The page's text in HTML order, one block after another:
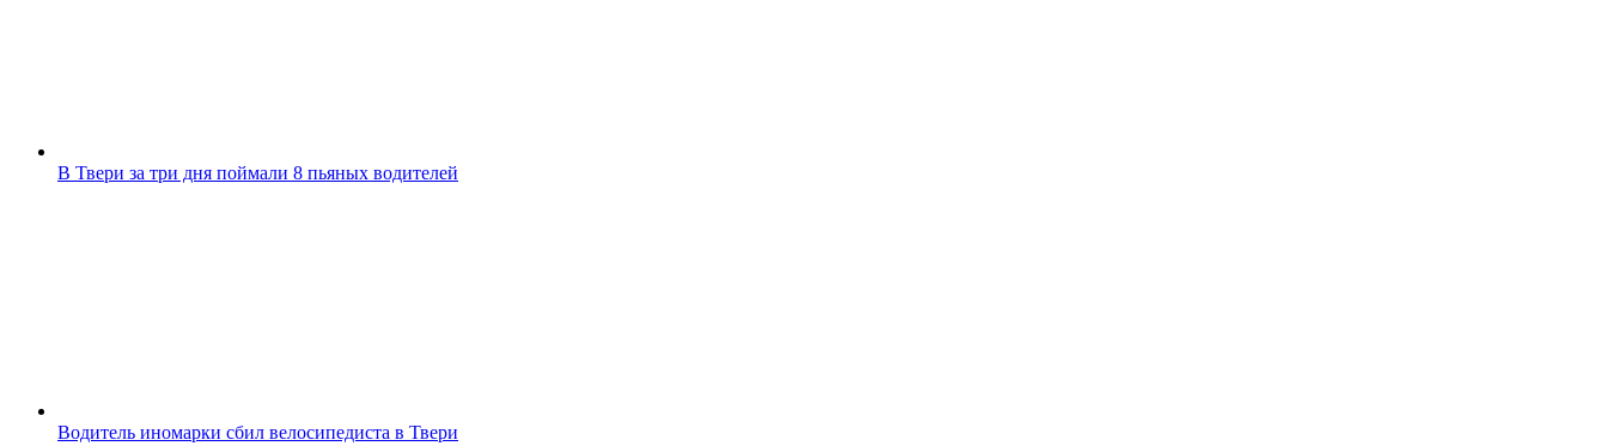
В Твери за три дня поймали 8 пьяных водителей
Водитель иномарки сбил велосипедиста в Твери